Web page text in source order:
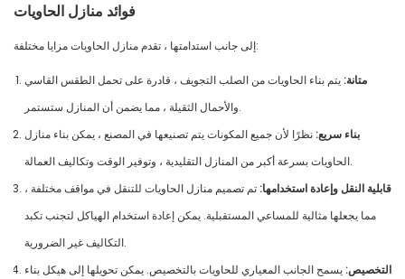
فوائد منازل الحاويات
إلى جانب استدامتها ، تقدم منازل الحاويات مزايا مختلفة:
متانة: يتم بناء الحاويات من الصلب التجويف ، قادرة على تحمل الطقس القاسي
والأحمال الثقيلة ، مما يضمن أن المنازل ستستمر.
بناء سريع: نظرًا لأن جميع المكونات يتم تصنيعها في المصنع ، يمكن بناء منازل
الحاويات بسرعة أكبر من المنازل التقليدية ، وتوفير الوقت وتكاليف العمالة.
قابلية النقل وإعادة استخدامها: تم تصميم منازل الحاويات للتنقل في مواقف مختلفة ،
مما يجعلها مثالية للمساعي المستقبلية. يمكن إعادة استخدام الهياكل لتجنب تكبد
التكاليف غير الضرورية.
التخصيص: يسمح الجانب المعياري للحاويات بالتخصيص. يمكن تحويلها إلى هيكل بناء